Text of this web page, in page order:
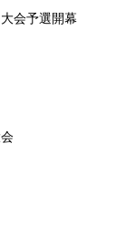
会予選開幕